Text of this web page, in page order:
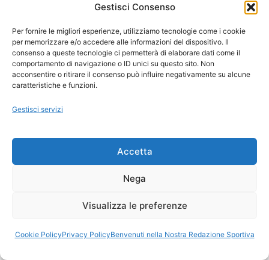
Gestisci Consenso
Per fornire le migliori esperienze, utilizziamo tecnologie come i cookie
per memorizzare e/o accedere alle informazioni del dispositivo. Il
consenso a queste tecnologie ci permetterà di elaborare dati come il
comportamento di navigazione o ID unici su questo sito. Non
acconsentire o ritirare il consenso può influire negativamente su alcune
caratteristiche e funzioni.
Gestisci servizi
Accetta
Nega
Visualizza le preferenze
Cookie PolicyPrivacy PolicyBenvenuti nella Nostra Redazione Sportiva
Ora Esatta in Italia in questo momento
Ti Senti Strano Ultimamente? Potrebbe Essere per
la Risonanza di Schumann
Come Sapere Se Stai Ascendendo alla Quinta
Copyright 2026 NotiziePlus.com
Privacy Coockie-Pubblicità